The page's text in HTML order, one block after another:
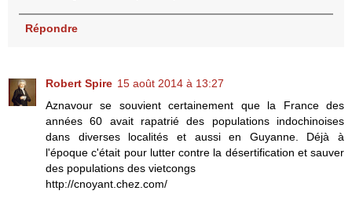
Répondre
Robert Spire 15 août 2014 à 13:27
Aznavour se souvient certainement que la France des
années 60 avait rapatrié des populations indochinoises
dans diverses localités et aussi en Guyanne. Déjà à
l'époque c'était pour lutter contre la désertification et sauver
des populations des vietcongs
http://cnoyant.chez.com/